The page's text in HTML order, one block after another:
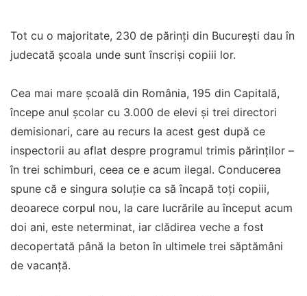
Tot cu o majoritate, 230 de părinți din București dau în
judecată școala unde sunt înscriși copiii lor.
Cea mai mare școală din România, 195 din Capitală,
începe anul școlar cu 3.000 de elevi și trei directori
demisionari, care au recurs la acest gest după ce
inspectorii au aflat despre programul trimis părinților –
în trei schimburi, ceea ce e acum ilegal. Conducerea
spune că e singura soluție ca să încapă toți copiii,
deoarece corpul nou, la care lucrările au început acum
doi ani, este neterminat, iar clădirea veche a fost
decopertată până la beton în ultimele trei săptămâni
de vacanță.